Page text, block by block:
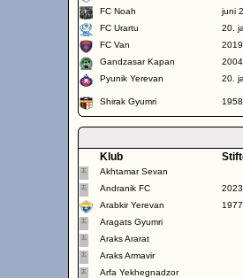
FC Noah
juni
FC Urartu
20.
FC Van
2019
Gandzasar Kapan
2004
Pyunik Yerevan
20.
Shirak Gyumri 1958
Klub
Akhtamar Sevan
Andranik FC
2023
Arabkir Yerevan
1977
Aragats Gyumri
Araks Ararat
Araks Armavir
Arfa Yekhegnadzor